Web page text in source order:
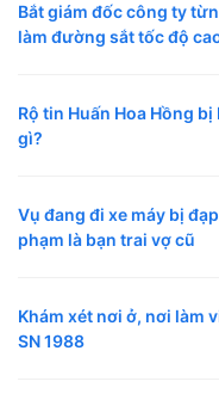
Bắt giám đốc công ty
làm đường sắt tốc độ
Rộ tin Huấn Hoa Hồng bị
gì?
Vụ đang đi xe máy bị
phạm là bạn trai vợ cũ
Khám xét nơi ở, nơi làm
SN 1988